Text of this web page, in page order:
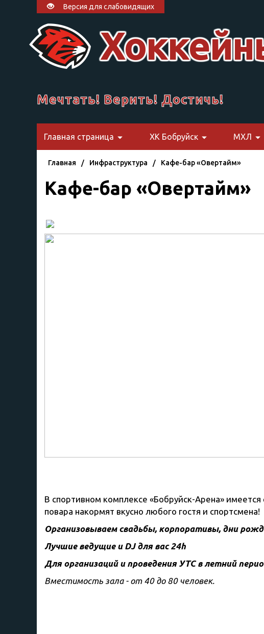
Версия для слабовидящих
Мечтать! Верить! Достичь!
Главная страница ХК Бобруйск МХЛ
Главная / Инфраструктура / Кафе-бар «Овертайм»
Кафе-бар «Овертайм»
В спортивном комплексе «Бобруйск-Арена»
повара накормят вкусно любого гостя и спортсмена!
Организовываем свадьбы, корпоративы, дни
Лучшие ведущие и DJ для вас 24h
Для организаций и проведения УТС в летний
Вместимость зала - от 40 до 80 человек.